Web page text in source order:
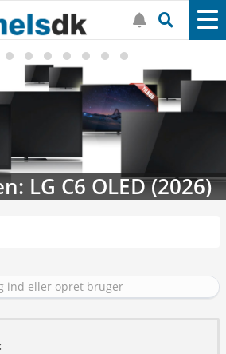
LG C6 OLED (2026)
ind eller opret bruger